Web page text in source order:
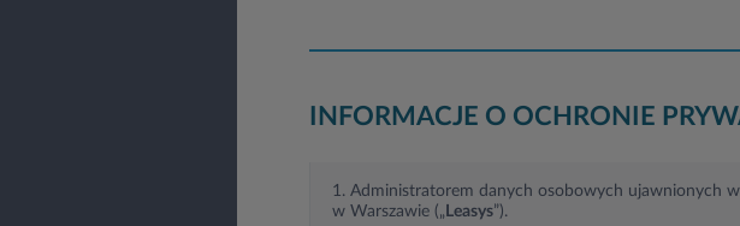
INFORMACJE O OCHRONIE
1. Administratorem danych osobowych ujawnionych
w Warszawie („ Leasys”).